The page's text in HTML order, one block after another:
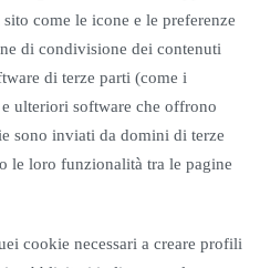
come le icone e le preferenze
di condivisione dei contenuti
di terze parti (come i
ulteriori software che offrono
sono inviati da domini di terze
le loro funzionalità tra le pagine
cookie necessari a creare profili